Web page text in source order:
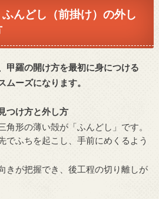
んどし（前掛け）の外し
甲羅の開け方を最初に身につける
ムーズになります。
つけ方と外し方
角形の薄い殻が「ふんどし」です。
でふちを起こし、手前にめくるよう
きが把握でき、後工程の切り離しが